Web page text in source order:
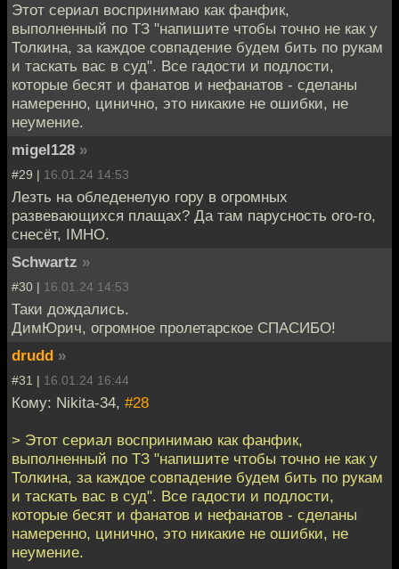
Этот сериал воспринимаю как фанфик,
выполненный по ТЗ "напишите чтобы точно не как у
Толкина, за каждое совпадение будем бить по рукам
и таскать вас в суд". Все гадости и подлости,
которые бесят и фанатов и нефанатов - сделаны
намеренно, цинично, это никакие не ошибки, не
неумение.
migel128 »
#29 | 16.01.24 14:53
Лезть на обледенелую гору в огромных
развевающихся плащах? Да там парусность ого-го,
снесёт, IMHO.
Schwartz »
#30 | 16.01.24 14:53
Таки дождались.
ДимЮрич, огромное пролетарское СПАСИБО!
drudd »
#31 | 16.01.24 16:44
Кому: Nikita-34, #28
> Этот сериал воспринимаю как фанфик,
выполненный по ТЗ "напишите чтобы точно не как у
Толкина, за каждое совпадение будем бить по рукам
и таскать вас в суд". Все гадости и подлости,
которые бесят и фанатов и нефанатов - сделаны
намеренно, цинично, это никакие не ошибки, не
неумение.